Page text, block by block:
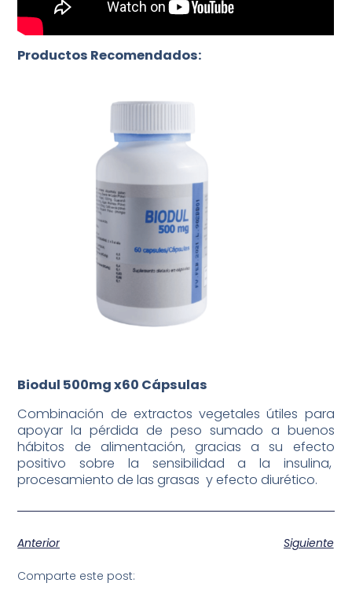
Productos Recomendados:
Biodul 500mg x60 Cápsulas
Combinación de extractos vegetales útiles para
apoyar la pérdida de peso sumado a buenos
hábitos de alimentación, gracias a su efecto
positivo sobre la sensibilidad a la insulina,
procesamiento de las grasas y efecto diurético.
Anterior Siguiente
Comparte este post: